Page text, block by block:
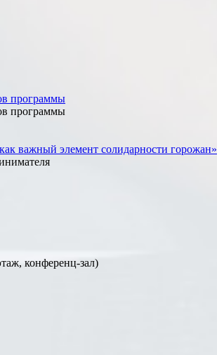
программы
программы
важный элемент солидарности горожан»
конференц-зал)